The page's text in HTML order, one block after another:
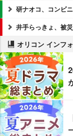
研ナオコ、コンビ
井手らっきょ、被
オリコン インフ